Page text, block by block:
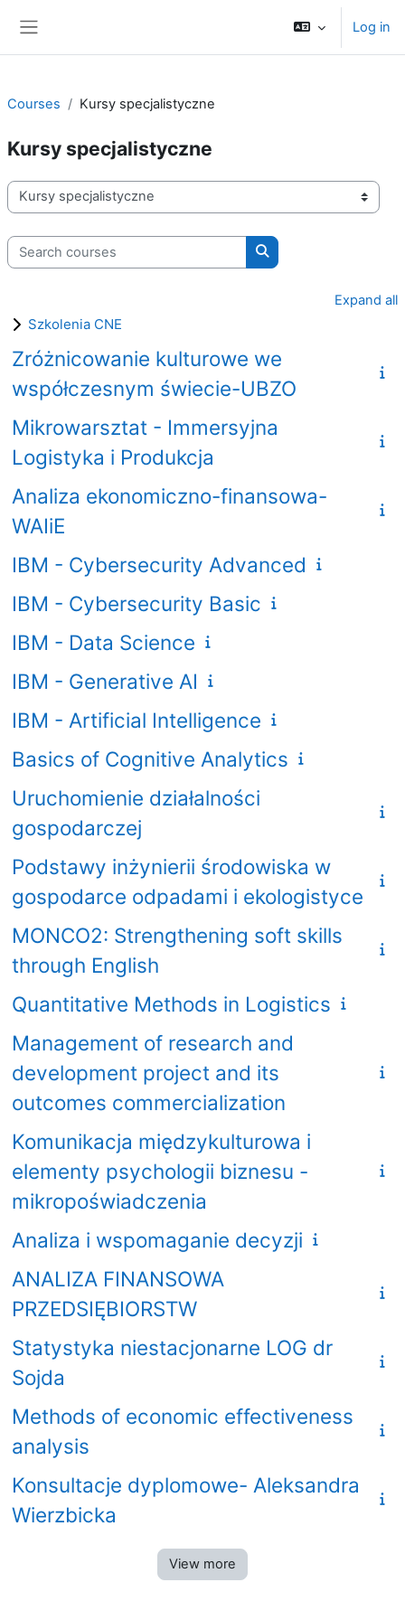
Log in
Courses Kursy specjalistyczne
Kursy specjalistyczne
Course categories
Search courses
Search courses
Expand all
Szkolenia CNE
Zróżnicowanie kulturowe we
współczesnym świecie-UBZO
Mikrowarsztat - Immersyjna
Logistyka i Produkcja
Analiza ekonomiczno-finansowa-
WAIiE
IBM - Cybersecurity Advanced
IBM - Cybersecurity Basic
IBM - Data Science
IBM - Generative AI
IBM - Artificial Intelligence
Basics of Cognitive Analytics
Uruchomienie działalności
gospodarczej
Podstawy inżynierii środowiska w
gospodarce odpadami i ekologistyce
MONCO2: Strengthening soft skills
through English
Quantitative Methods in Logistics
Management of research and
development project and its
outcomes commercialization
Komunikacja międzykulturowa i
elementy psychologii biznesu -
mikropoświadczenia
Analiza i wspomaganie decyzji
ANALIZA FINANSOWA
PRZEDSIĘBIORSTW
Statystyka niestacjonarne LOG dr
Sojda
Methods of economic effectiveness
analysis
Konsultacje dyplomowe- Aleksandra
Wierzbicka
View more